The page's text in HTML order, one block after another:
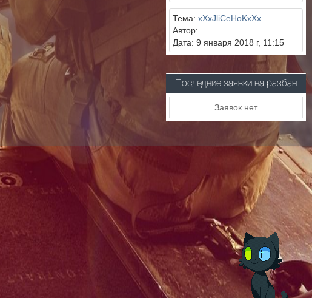
Тема: xXxJliCeHoKxXx
Автор:
Дата: 9 января 2018 г, 11:15
Последние заявки на разбан
Заявок нет